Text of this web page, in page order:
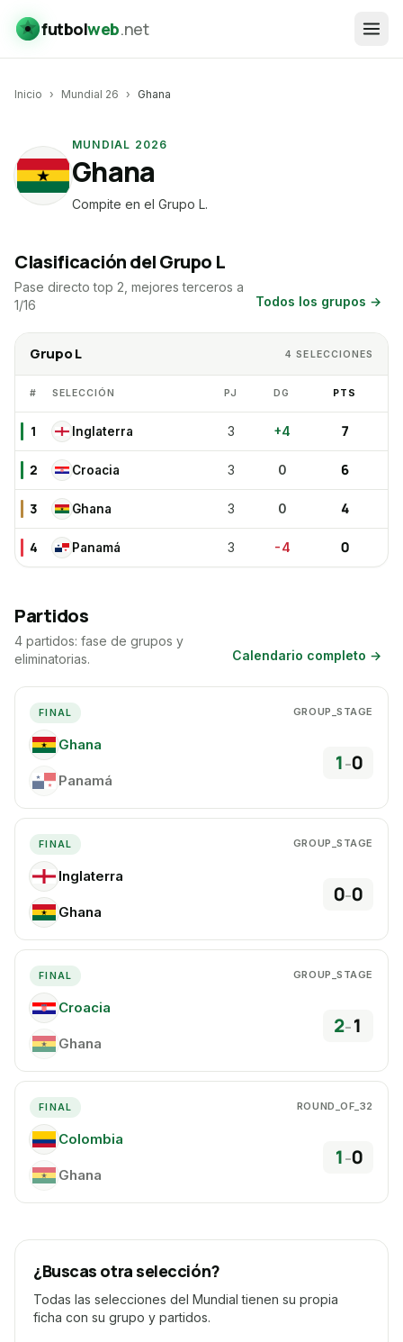
futbolweb.net
Inicio › Mundial 26 › Ghana
GH
MUNDIAL 2026
Ghana
Compite en el Grupo L.
Clasificación del Grupo L
Pase directo top 2, mejores terceros a
1/16
Todos los grupos →
Grupo L 4 SELECCIONES
# SELECCIÓN PJ DG PTS
1 IN Inglaterra 3 +4 7
2 CR Croacia 3 0 6
3 GH Ghana 3 0 4
4 PA Panamá 3 -4 0
Partidos
4 partidos: fase de grupos y
eliminatorias.
Calendario completo →
FINAL
GH Ghana
1 –0
PA Panamá
GROUP_STAGE
FINAL
IN Inglaterra
0–0
GH Ghana
GROUP_STAGE
FINAL
CR Croacia
2– 1
GH Ghana
GROUP_STAGE
FINAL
CO Colombia
1 –0
GH Ghana
ROUND_OF_32
¿Buscas otra selección?
Todas las selecciones del Mundial tienen su propia
ficha con su grupo y partidos.